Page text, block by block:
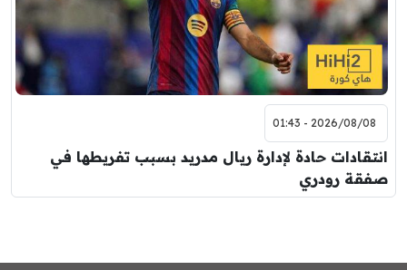
2026/08/08 - 01:43
انتقادات حادة لإدارة ريال مدريد بسبب تفريطها في
صفقة رودري